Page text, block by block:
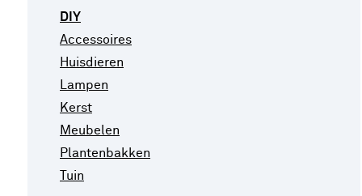
DIY
Accessoires
Huisdieren
Lampen
Kerst
Meubelen
Plantenbakken
Tuin